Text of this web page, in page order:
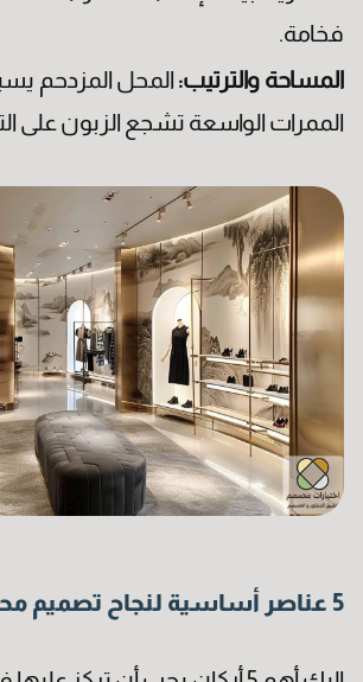
فخامة.
المساحة والترتيب:المحل المزدحم
الممرات الواسعة تشجع الزبون على
5 عناصر أساسية لنجاح تصميم محلك